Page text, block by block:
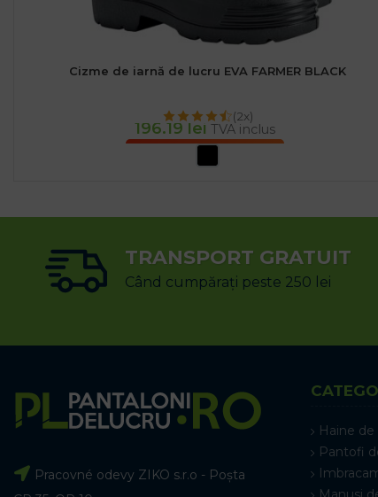
Cizme de iarnă de lucru EVA FARMER BLACK
(2x)
196.19 lei TVA inclus
TRANSPORT GRATUIT
Când cumpărați peste 250 lei
Pracovné odevy ZIKO s.r.o - Poșta
Haine
Pantofi